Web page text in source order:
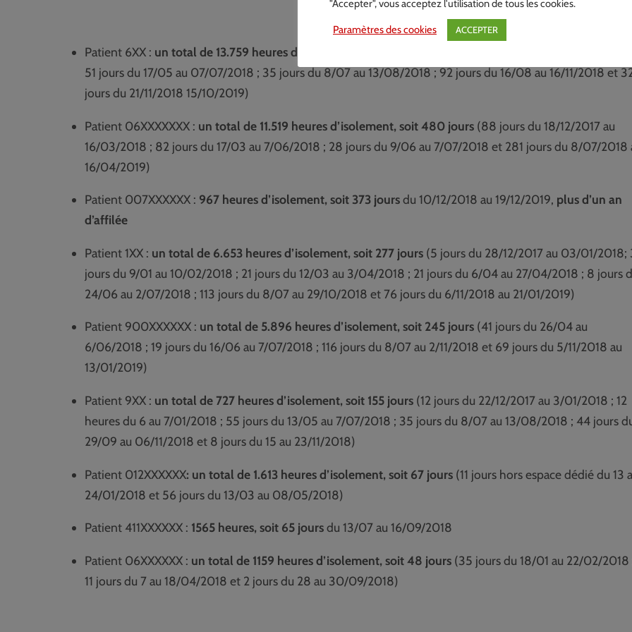
Patient 6XX : un total de 13.759 heures d’isolement, soit 573 jours
51 jours du 17/05 au 07/07/2018 ; 35 jours du 8/07 au 13/08/2018 ; 92 jours du 16/08 au 16/11/2018 et
jours du 21/11/2018 15/10/2019)
Patient 06XXXXXXX : un total de 11.519 heures d’isolement, soit 480 jours (88 jours du 18/12/2017 au
16/03/2018 ; 82 jours du 17/03 au 7/06/2018 ; 28 jours du 9/06 au 7/07/2018 et 281 jours du 8/07/2018
16/04/2019)
Patient 007XXXXXX : 967 heures d’isolement, soit 373 joursdu 10/12/2018 au 19/12/2019, plus d’un an
d’affilée
Patient 1XX : un total de 6.653 heures d’isolement, soit 277 jours (5 jours du 28/12/2017 au 03/01/2018;
jours du 9/01 au 10/02/2018 ; 21 jours du 12/03 au 3/04/2018 ; 21 jours du 6/04 au 27/04/2018 ; 8 jours
24/06 au 2/07/2018 ; 113 jours du 8/07 au 29/10/2018 et 76 jours du 6/11/2018 au 21/01/2019)
Patient 900XXXXXX : un total de 5.896 heures d’isolement, soit 245 jours (41 jours du 26/04 au
6/06/2018 ; 19 jours du 16/06 au 7/07/2018 ; 116 jours du 8/07 au 2/11/2018 et 69 jours du 5/11/2018 au
13/01/2019)
Patient 9XX : un total de 727 heures d’isolement, soit 155 jours (12 jours du 22/12/2017 au 3/01/2018 ; 12
heures du 6 au 7/01/2018 ; 55 jours du 13/05 au 7/07/2018 ; 35 jours du 8/07 au 13/08/2018 ; 44 jours
29/09 au 06/11/2018 et 8 jours du 15 au 23/11/2018)
Patient 012XXXXXX: un total de 1.613 heures d’isolement, soit 67 jours (11 jours hors espace dédié du 13
24/01/2018 et 56 jours du 13/03 au 08/05/2018)
Patient 411XXXXXX : 1565 heures, soit 65 joursdu 13/07 au 16/09/2018
Patient 06XXXXXX : un total de 1159 heures d’isolement, soit 48 jours (35 jours du 18/01 au 22/02/2018
11 jours du 7 au 18/04/2018 et 2 jours du 28 au 30/09/2018)
"Accepter", vous acceptez l'utilisation de tous les cookies.
Paramètres des cookies ACCEPTER